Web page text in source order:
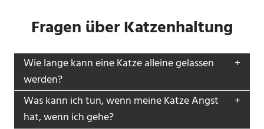
Fragen über Katzenhaltung
Wie lange kann eine Katze alleine gelassen
werden?
Was kann ich tun, wenn meine Katze Angst
hat, wenn ich gehe?